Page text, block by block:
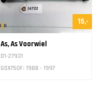
15,-
As, As Voorwiel
D1-27931
GSX750F: 1988 - 1997